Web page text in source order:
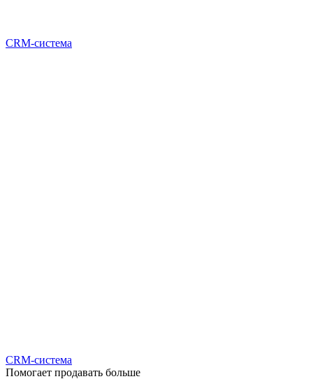
CRM-система
CRM-система
Помогает продавать больше